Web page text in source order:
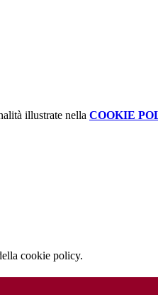
illustrate nella COOKIE
cookie policy.